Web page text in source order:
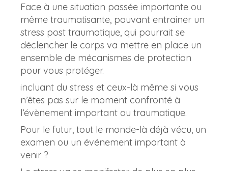
Face à une situation passée importante ou
même traumatisante, pouvant entrainer un
stress post traumatique, qui pourrait se
déclencher le corps va mettre en place un
ensemble de mécanismes de protection
pour vous protéger.
incluant du stress et ceux-là même si vous
n’êtes pas sur le moment confronté à
l’évènement important ou traumatique.
Pour le futur, tout le monde-là déjà vécu, un
examen ou un événement important à
venir ?